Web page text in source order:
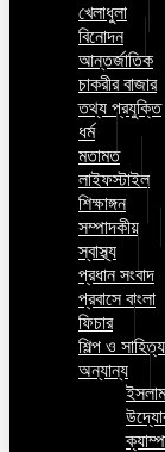
খেলাধুলা
বিনোদন
আন্তর্জাতিক
চাকরীর বাজার
তথ্য প্রযুক্তি
ধর্ম
মতামত
লাইফস্টাইল
শিক্ষাঙ্গন
সম্পাদকীয়
স্বাস্থ্য
প্রধান সংবাদ
প্রবাসে বাংলা
ফিচার
শিল্প ও সাহিত্য
অন্যান্য
ইসলাম